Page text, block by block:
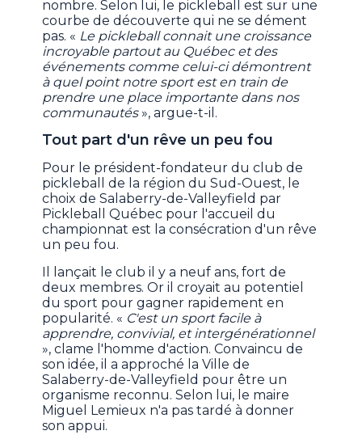
nombre. Selon lui, le pickleball est sur une
courbe de découverte qui ne se dément
pas. « Le pickleball connait une croissance
incroyable partout au Québec et des
événements comme celui-ci démontrent
à quel point notre sport est en train de
prendre une place importante dans nos
communautés», argue-t-il.
Tout part d'un rêve un peu fou
Pour le président-fondateur du club de
pickleball de la région du Sud-Ouest, le
choix de Salaberry-de-Valleyfield par
Pickleball Québec pour l'accueil du
championnat est la consécration d'un rêve
un peu fou.
Il lançait le club il y a neuf ans, fort de
deux membres. Or il croyait au potentiel
du sport pour gagner rapidement en
popularité. « C'est un sport facile à
apprendre, convivial, et intergénérationnel
», clame l'homme d'action. Convaincu de
son idée, il a approché la Ville de
Salaberry-de-Valleyfield pour être un
organisme reconnu. Selon lui, le maire
Miguel Lemieux n'a pas tardé à donner
son appui.